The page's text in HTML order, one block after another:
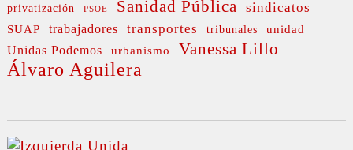
privatización PSOE Sanidad Pública sindicatos
SUAP trabajadores transportes tribunales unidad
Unidas Podemos urbanismo Vanessa Lillo
Álvaro Aguilera